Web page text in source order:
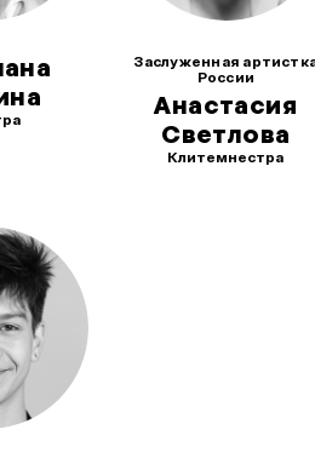
Заслуженная
России
Анастасия
Светлова
Клитемнестра